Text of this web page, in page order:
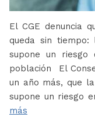
El CGE denuncia
queda sin
supone un
población El
un año más, que
supone un riesgo
más